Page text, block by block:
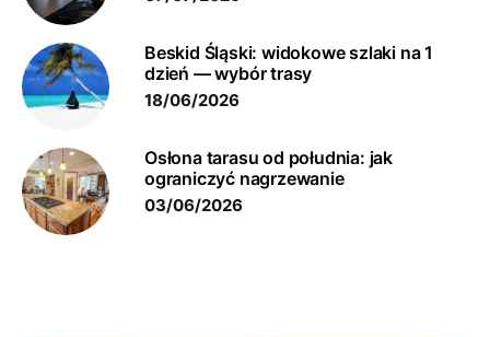
Beskid Śląski: widokowe szlaki na 1
dzień — wybór trasy
18/06/2026
Osłona tarasu od południa: jak
ograniczyć nagrzewanie
03/06/2026